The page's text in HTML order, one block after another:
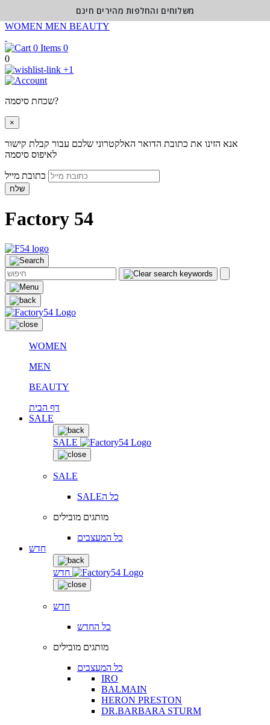
WOMEN MEN BEAUTY
0
0
+1
שכחת סיסמה?
×
אנא הזינו את כתובת הדואר האלקטרוני שלכם עבור קבלת קישור
לאיפוס סיסמה
שלח
Factory 54
WOMEN
MEN
BEAUTY
דף הבית
SALE
SALE
SALE
SALEכל ה
מותגים מובילים
כל המעצבים
חדש
חדש
חדש
כל החדש
מותגים מובילים
כל המעצבים
IRO
BALMAIN
HERON PRESTON
DR.BARBARA STURM
משלוחים והחלפות מהירים חינם